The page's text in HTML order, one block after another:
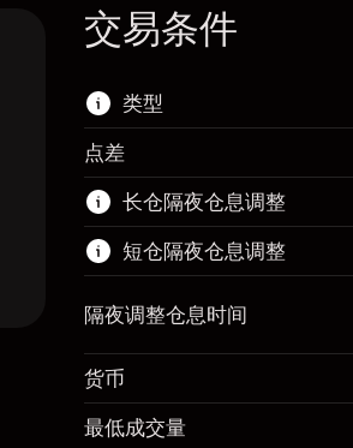
交易条件
类型
该金融市场可进行差价合
了解更多:
差价合约
点差
长仓隔夜仓息调整
隔夜仓息
短仓隔夜仓息调整
保证金。您的投资
隔夜调整仓息时间
货币
最低成交量